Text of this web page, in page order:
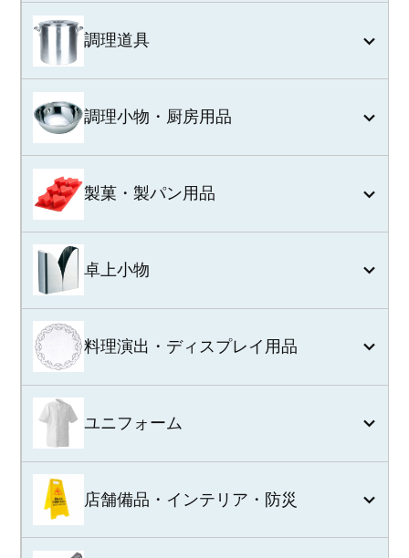
調理道具
調理小物・厨房用品
製菓・製パン用品
卓上小物
料理演出・ディスプレイ用品
ユニフォーム
店舗備品・インテリア・防災